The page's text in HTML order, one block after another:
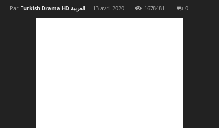
Par Turkish Drama HD العربية - 13 avril 2020 1678481 0